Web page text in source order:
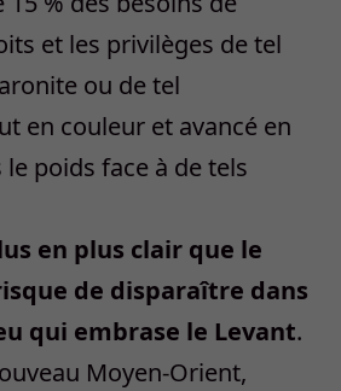
et les privilèges de tel
ou de tel
en couleur et avancé en
poids face à de tels
en plus clair que le
de disparaître dans
qui embrase le Levant.
Moyen-Orient,